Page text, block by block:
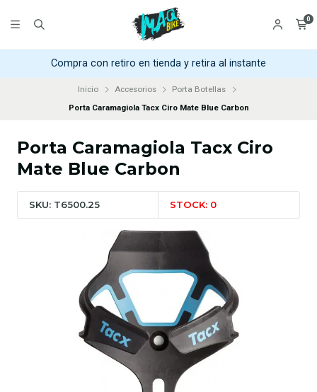
0
Compra con retiro en tienda y retira al instante
Inicio Accesorios
Porta Botellas
Porta Caramagiola Tacx Ciro Mate Blue Carbon
Porta Caramagiola Tacx Ciro
Mate Blue Carbon
SKU: T6500.25 STOCK: 0